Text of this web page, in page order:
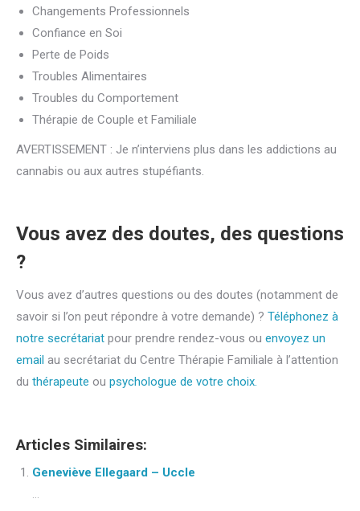
Changements Professionnels
Confiance en Soi
Perte de Poids
Troubles Alimentaires
Troubles du Comportement
Thérapie de Couple et Familiale
AVERTISSEMENT : Je n’interviens plus dans les addictions au
cannabis ou aux autres stupéfiants.
Vous avez des doutes, des questions
?
Vous avez d’autres questions ou des doutes (notamment de
savoir si l’on peut répondre à votre demande) ? Téléphonez à
notre secrétariat pour prendre rendez-vous ou envoyez un
email au secrétariat du Centre Thérapie Familiale à l’attention
du thérapeute ou psychologue de votre choix.
Articles Similaires:
Geneviève Ellegaard – Uccle
...